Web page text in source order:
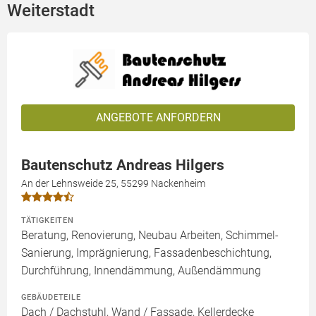
Weiterstadt
ANGEBOTE ANFORDERN
Bautenschutz Andreas Hilgers
An der Lehnsweide 25, 55299 Nackenheim
TÄTIGKEITEN
Beratung, Renovierung, Neubau Arbeiten, Schimmel-
Sanierung, Imprägnierung, Fassadenbeschichtung,
Durchführung, Innendämmung, Außendämmung
GEBÄUDETEILE
Dach / Dachstuhl, Wand / Fassade, Kellerdecke